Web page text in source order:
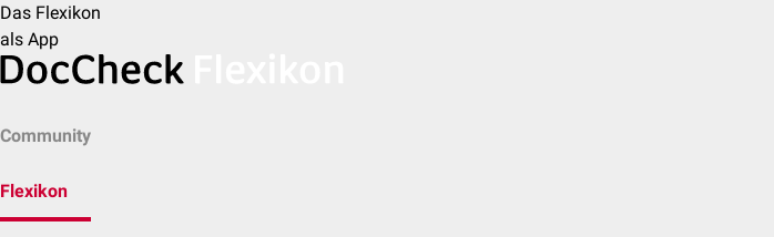
Das Flexikon
als App
Community
Flexikon